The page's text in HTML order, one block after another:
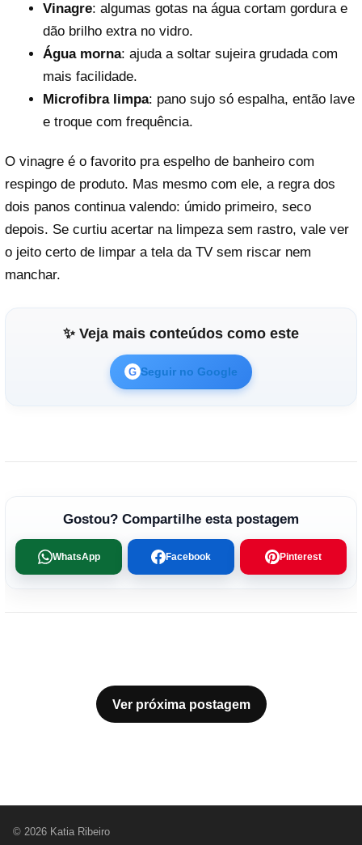
Vinagre: algumas gotas na água cortam gordura e
dão brilho extra no vidro.
Água morna: ajuda a soltar sujeira grudada com
mais facilidade.
Microfibra limpa: pano sujo só espalha, então lave
e troque com frequência.
O vinagre é o favorito pra espelho de banheiro com
respingo de produto. Mas mesmo com ele, a regra dos
dois panos continua valendo: úmido primeiro, seco
depois. Se curtiu acertar na limpeza sem rastro, vale ver
o jeito certo de limpar a tela da TV sem riscar nem
manchar.
✨ Veja mais conteúdos como este
G Seguir no Google
Gostou? Compartilhe esta postagem
WhatsApp Facebook Pinterest
Ver próxima postagem
© 2026 Katia Ribeiro